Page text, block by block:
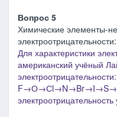
Вопрос 5
Химические элементы-
электроотрицательности:
Для характеристики
американский учёный
электроотрицательности: